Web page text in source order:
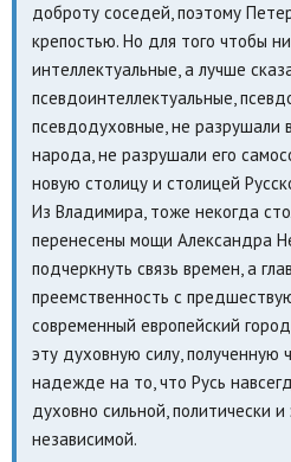
доброту соседей, поэтому
крепостью. Но для того чтобы
интеллектуальные, а лучше
псевдоинтеллектуальные,
псевдодуховные, не разрушали
народа, не разрушали его
новую столицу и столицей
Из Владимира, тоже некогда
перенесены мощи Александра
подчеркнуть связь времен, а
преемственность с
современный европейский
эту духовную силу, полученную
надежде на то, что Русь
духовно сильной, политически
независимой.